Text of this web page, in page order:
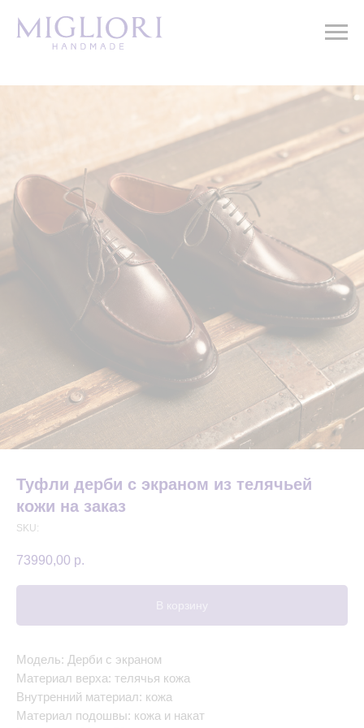
Туфли дерби с экраном из телячьей
кожи на заказ
SKU:
73990,00 р.
В корзину
Модель: Дерби с экраном
Материал верха: телячья кожа
Внутренний материал: кожа
Материал подошвы: кожа и накат